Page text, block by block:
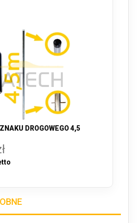
DROGOWEGO 4,5